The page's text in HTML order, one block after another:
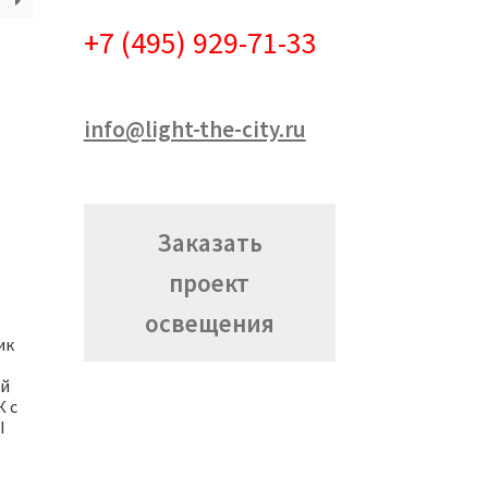
с
+7 (495) 929-71-33
info@light-the-city.ru
Заказать
проект
освещения